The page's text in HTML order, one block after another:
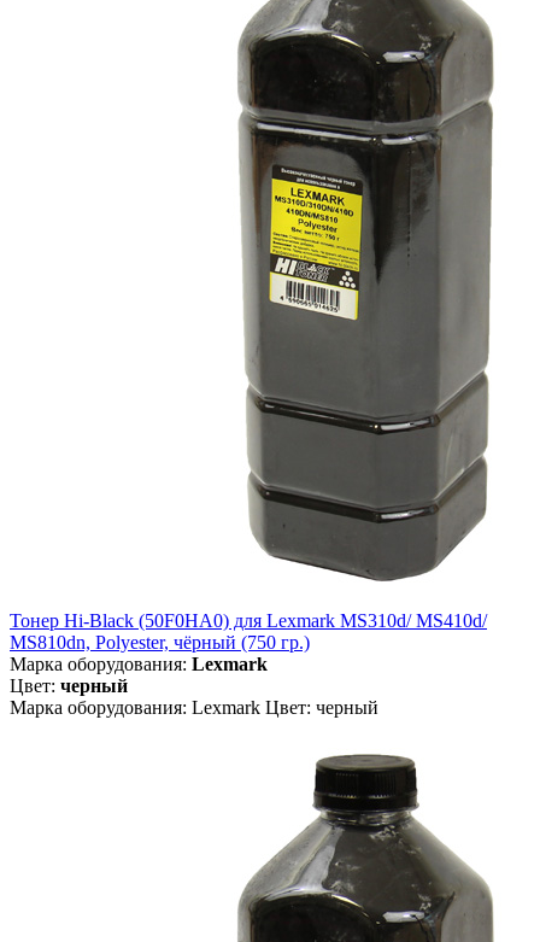
Тонер Hi-Black (50F0HA0) для Lexmark MS310d/ MS410d/
MS810dn, Polyester, чёрный (750 гр.)
Марка оборудования: Lexmark
Цвет: черный
Марка оборудования: Lexmark Цвет: черный